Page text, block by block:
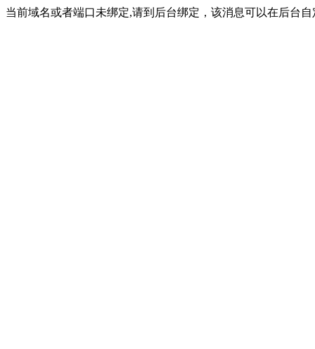
当前域名或者端口未绑定,请到后台绑定，该消息可以在后台自